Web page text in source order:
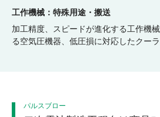
工作機械
特殊用途・搬送
加工精度、スピードが進化する工作機
る空気圧機器、低圧損に対応したクー
パルスブロー